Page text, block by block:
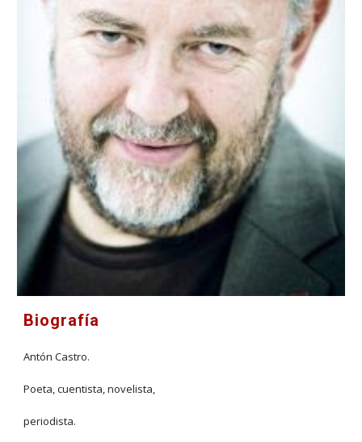
Biografía
Antón Castro.
Poeta, cuentista, novelista,
periodista.